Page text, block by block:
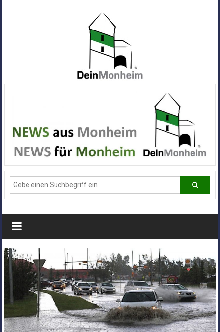
Alle
News
aus
Deiner
Stadt
Monheim